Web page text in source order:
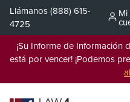
Saltar
contenido
Llámanos(888) 615-
4725
Mi
¡Su Informe de Información
está por vencer!